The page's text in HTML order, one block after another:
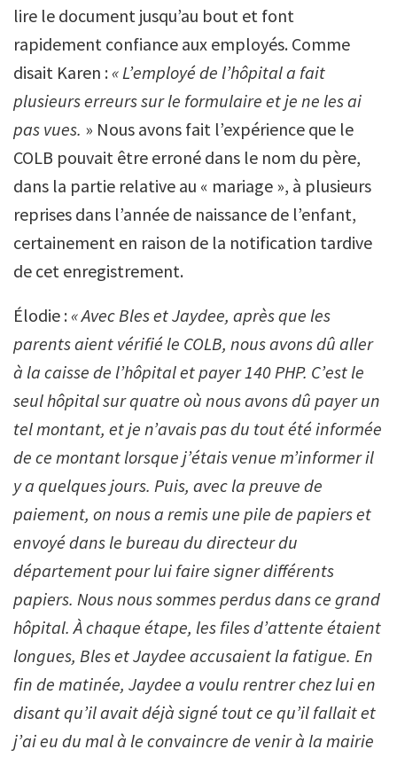
lire le document jusqu’au bout et font
rapidement confiance aux employés. Comme
disait Karen : « L’employé de l’hôpital a fait
plusieurs erreurs sur le formulaire et je ne les ai
pas vues. » Nous avons fait l’expérience que le
COLB pouvait être erroné dans le nom du père,
dans la partie relative au « mariage », à plusieurs
reprises dans l’année de naissance de l’enfant,
certainement en raison de la notification tardive
de cet enregistrement.
Élodie : « Avec Bles et Jaydee, après que les
parents aient vérifié le COLB, nous avons dû aller
à la caisse de l’hôpital et payer 140 PHP. C’est le
seul hôpital sur quatre où nous avons dû payer un
tel montant, et je n’avais pas du tout été informée
de ce montant lorsque j’étais venue m’informer il
y a quelques jours. Puis, avec la preuve de
paiement, on nous a remis une pile de papiers et
envoyé dans le bureau du directeur du
département pour lui faire signer différents
papiers. Nous nous sommes perdus dans ce grand
hôpital. À chaque étape, les files d’attente étaient
longues, Bles et Jaydee accusaient la fatigue. En
fin de matinée, Jaydee a voulu rentrer chez lui en
disant qu’il avait déjà signé tout ce qu’il fallait et
j’ai eu du mal à le convaincre de venir à la mairie